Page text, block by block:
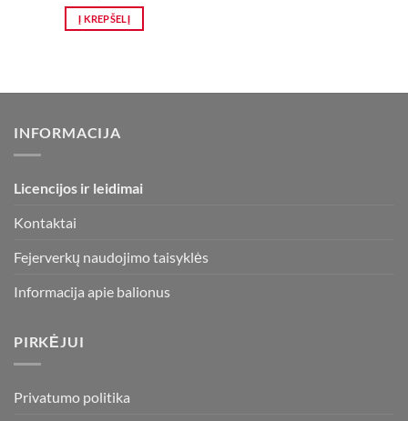
Į KREPŠELĮ
INFORMACIJA
Licencijos ir leidimai
Kontaktai
Fejerverkų naudojimo taisyklės
Informacija apie balionus
PIRKĖJUI
Privatumo politika